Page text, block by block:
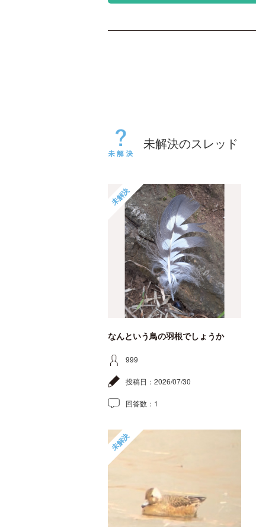
未解決のスレッド
未解決
なんという鳥の羽根でしょうか
999
投稿日： 2026/07/30
回答数： 1
未解決